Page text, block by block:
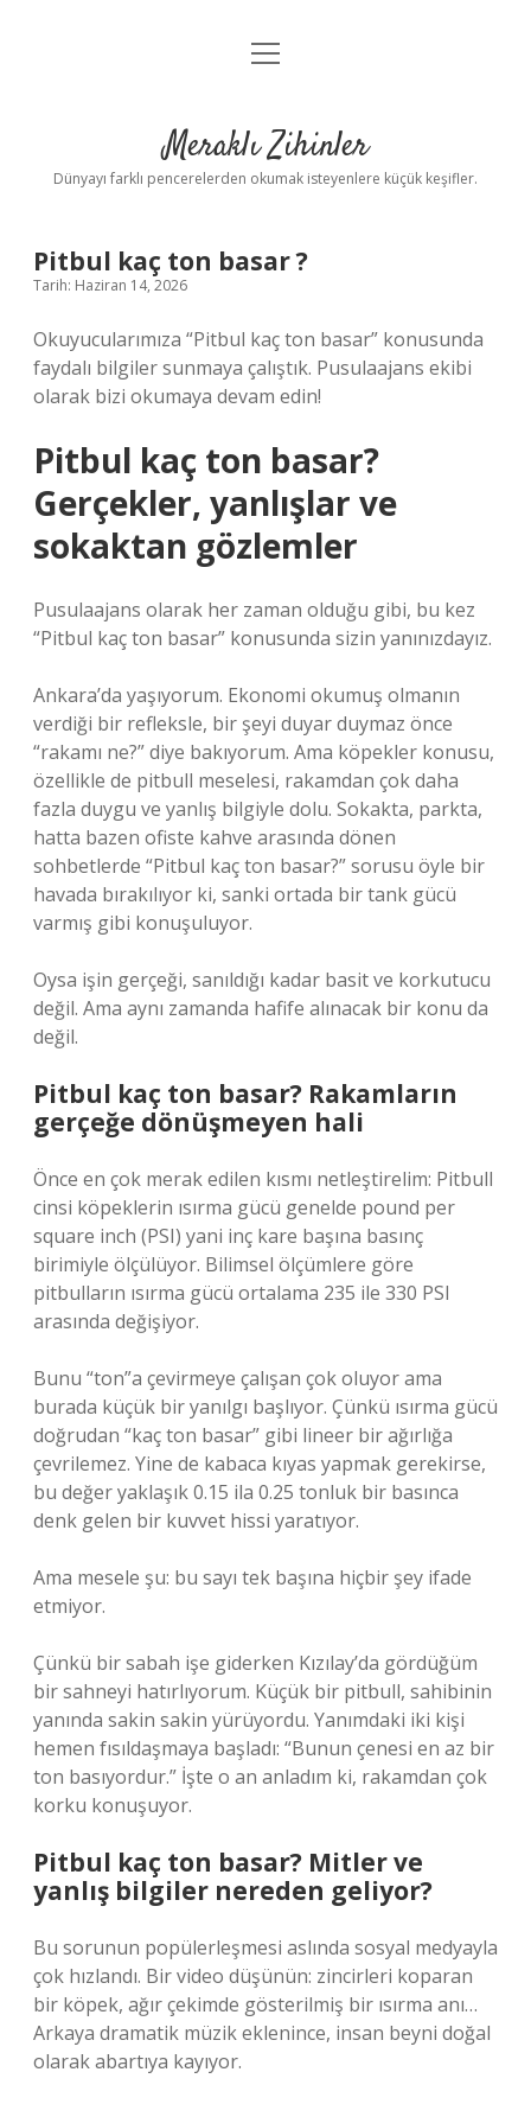
Anasayfa
Yasal Uyarı
menüyü
Meraklı Zihinler
Dünyayı farklı pencerelerden okumak isteyenlere küçük keşifler.
Pitbul kaç ton basar ?
Tarih: Haziran 14, 2026
Okuyucularımıza “Pitbul kaç ton basar” konusunda
faydalı bilgiler sunmaya çalıştık. Pusulaajans ekibi
olarak bizi okumaya devam edin!
Pitbul kaç ton basar?
Gerçekler, yanlışlar ve
sokaktan gözlemler
Pusulaajans olarak her zaman olduğu gibi, bu kez
“Pitbul kaç ton basar” konusunda sizin yanınızdayız.
Ankara’da yaşıyorum. Ekonomi okumuş olmanın
verdiği bir refleksle, bir şeyi duyar duymaz önce
“rakamı ne?” diye bakıyorum. Ama köpekler konusu,
özellikle de pitbull meselesi, rakamdan çok daha
fazla duygu ve yanlış bilgiyle dolu. Sokakta, parkta,
hatta bazen ofiste kahve arasında dönen
sohbetlerde “Pitbul kaç ton basar?” sorusu öyle bir
havada bırakılıyor ki, sanki ortada bir tank gücü
varmış gibi konuşuluyor.
Oysa işin gerçeği, sanıldığı kadar basit ve korkutucu
değil. Ama aynı zamanda hafife alınacak bir konu da
değil.
Pitbul kaç ton basar? Rakamların
gerçeğe dönüşmeyen hali
Önce en çok merak edilen kısmı netleştirelim: Pitbull
cinsi köpeklerin ısırma gücü genelde pound per
square inch (PSI) yani inç kare başına basınç
birimiyle ölçülüyor. Bilimsel ölçümlere göre
pitbulların ısırma gücü ortalama 235 ile 330 PSI
arasında değişiyor.
Bunu “ton”a çevirmeye çalışan çok oluyor ama
burada küçük bir yanılgı başlıyor. Çünkü ısırma gücü
doğrudan “kaç ton basar” gibi lineer bir ağırlığa
çevrilemez. Yine de kabaca kıyas yapmak gerekirse,
bu değer yaklaşık 0.15 ila 0.25 tonluk bir basınca
denk gelen bir kuvvet hissi yaratıyor.
Ama mesele şu: bu sayı tek başına hiçbir şey ifade
etmiyor.
Çünkü bir sabah işe giderken Kızılay’da gördüğüm
bir sahneyi hatırlıyorum. Küçük bir pitbull, sahibinin
yanında sakin sakin yürüyordu. Yanımdaki iki kişi
hemen fısıldaşmaya başladı: “Bunun çenesi en az bir
ton basıyordur.” İşte o an anladım ki, rakamdan çok
korku konuşuyor.
Pitbul kaç ton basar? Mitler ve
yanlış bilgiler nereden geliyor?
Bu sorunun popülerleşmesi aslında sosyal medyayla
çok hızlandı. Bir video düşünün: zincirleri koparan
bir köpek, ağır çekimde gösterilmiş bir ısırma anı…
Arkaya dramatik müzik eklenince, insan beyni doğal
olarak abartıya kayıyor.